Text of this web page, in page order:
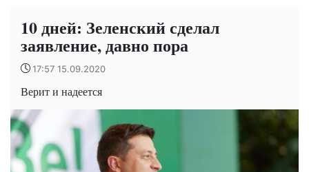
10 дней: Зеленский сделал
заявление, давно пора
17:57 15.09.2020
Верит и надеется